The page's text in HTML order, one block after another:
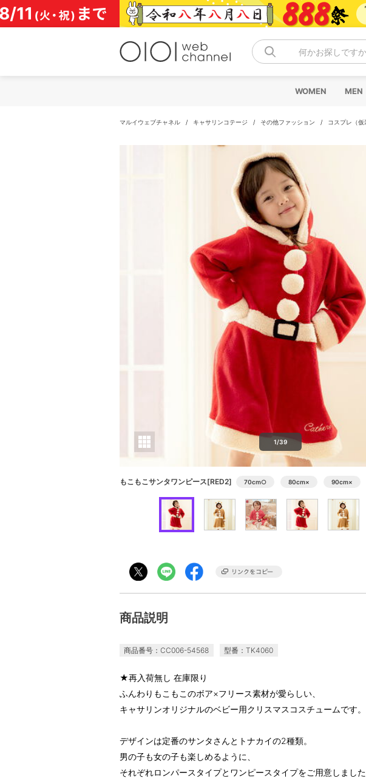
コ
ン
テ
何かお探しです
WOMEN MEN
マルイウェブチャネル / キャサリンコテージ / その他ファッション / コスプレ（
1/39
もこもこサンタワンピース[RED2] 70cm○ 80cm× 90cm×
商品説明
商品番号：CC006-54568 型番：TK4060
★再入荷無し 在庫限り
ふんわりもこもこのボア×フリース素材が愛らしい、
キャサリンオリジナルのベビー用クリスマスコスチュームです。
デザインは定番のサンタさんとトナカイの2種類。
男の子も女の子も楽しめるように、
それぞれロンパースタイプとワンピースタイプをご用意しました